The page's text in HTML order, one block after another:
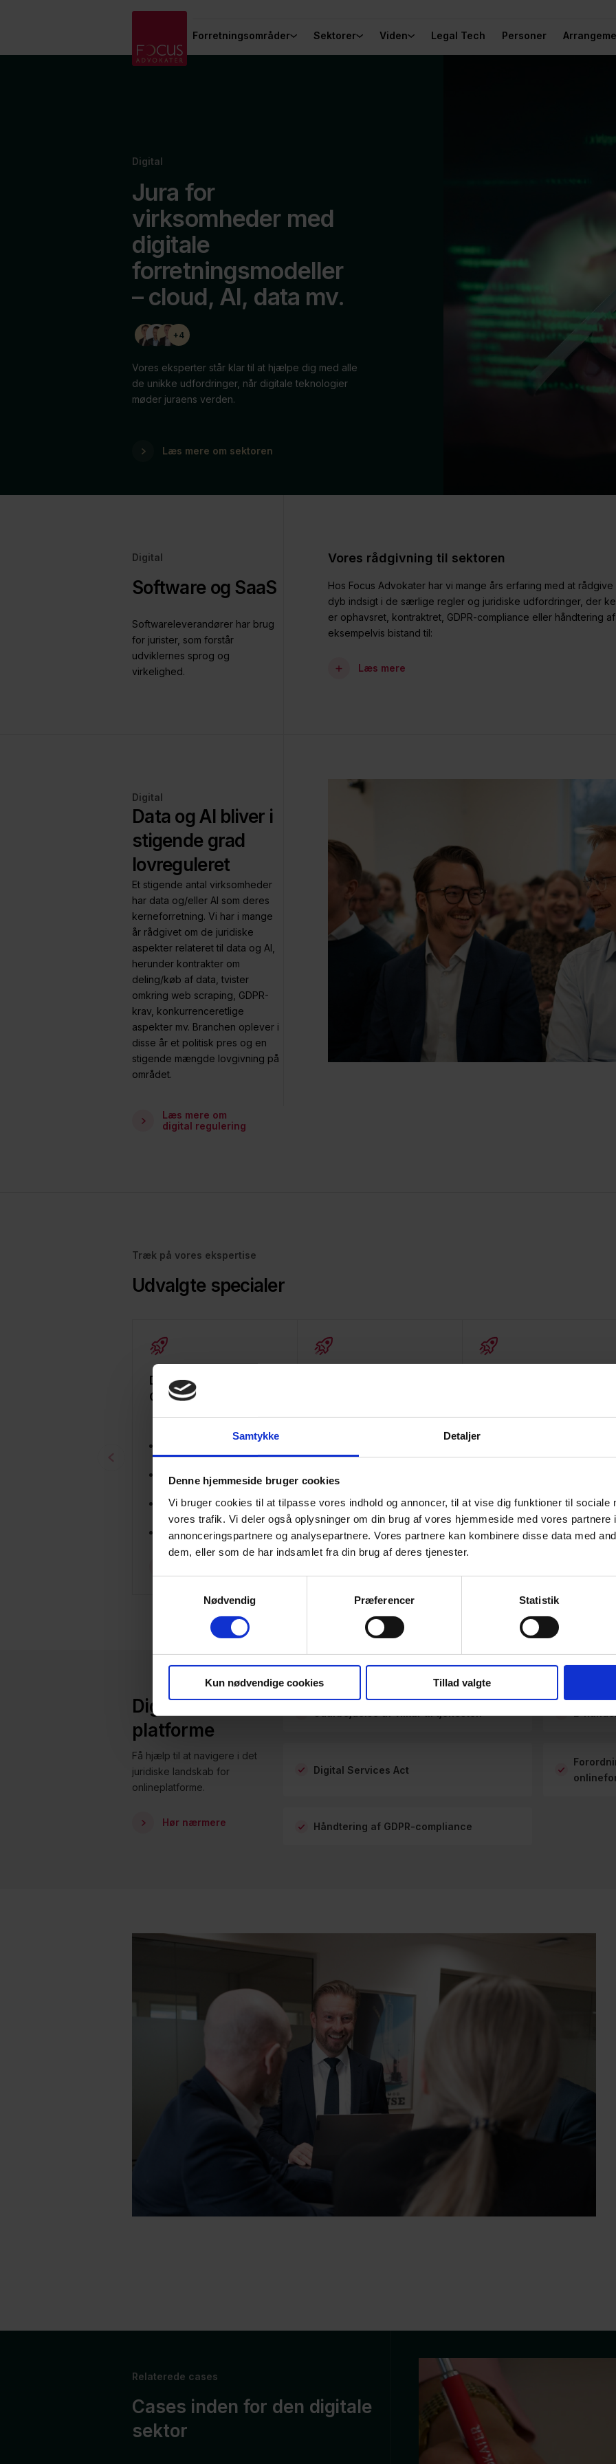
Samtykke Detaljer
Denne hjemmeside bruger cookies
Vi bruger cookies til at tilpasse vores indhold og annoncer, til at vise dig funktioner til sociale
vores trafik. Vi deler også oplysninger om din brug af vores hjemmeside med vores partnere
annonceringspartnere og analysepartnere. Vores partnere kan kombinere disse data med
dem, eller som de har indsamlet fra din brug af deres tjenester.
Nødvendig
Præferencer Statistik
Kun nødvendige cookies Tillad valgte
Forretningsområder Sektorer Viden Legal Tech Personer
Digital
Jura for
virksomheder med
digitale
forretningsmodeller
– cloud, AI, data mv.
+4
Vores eksperter står klar til at hjælpe dig med alle
de unikke udfordringer, når digitale teknologier
møder juraens verden.
Læs mere om sektoren
Digital
Software og SaaS
Softwareleverandører har brug
for jurister, som forstår
udviklernes sprog og
virkelighed.
Vores rådgivning til sektoren
Hos Focus Advokater har vi mange års erfaring med at
dyb indsigt i de særlige regler og juridiske udfordringer, der
er ophavsret, kontraktret, GDPR-compliance eller håndtering
eksempelvis bistand til:
Læs mere
Digital
Data og AI bliver i
stigende grad
lovreguleret
Et stigende antal virksomheder
har data og/eller AI som deres
kerneforretning. Vi har i mange
år rådgivet om de juridiske
aspekter relateret til data og AI,
herunder kontrakter om
deling/køb af data, tvister
omkring web scraping, GDPR-
krav, konkurrenceretlige
aspekter mv. Branchen oplever i
disse år et politisk pres og en
stigende mængde lovgivning på
området.
Læs mere om
digital regulering
Træk på vores ekspertise
Udvalgte specialer
Databeskyttelse |
GDPR
ledelsen
Bistand med håndtering
af databrud
Uddannelse af
medarbejdere
Løbende sparring
GDPR
Domæner
Cybersikkerhed
AI
IT- og cloudkontrakter
Kontraktforhandling
Uddannelsesforløb
Tvister
Digitale
platforme
Få hjælp til at navigere i det
juridiske landskab for
onlineplatforme.
Hør nærmere
Udarbejdelse af vilkår til tjenesten E-
Digital Services Act
Håndtering af GDPR-compliance
Relaterede cases
Cases inden for den digitale
sektor